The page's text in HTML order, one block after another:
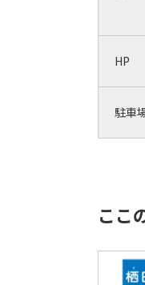
HP
駐車
ここ